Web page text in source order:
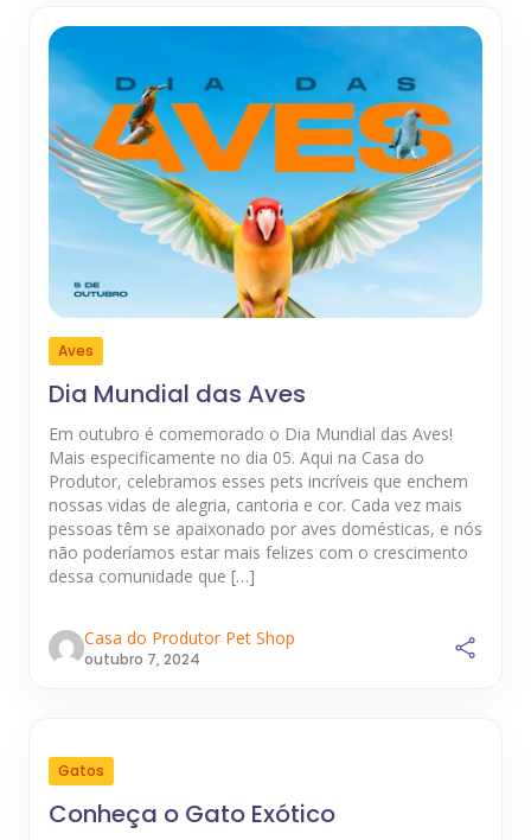
Aves
Dia Mundial das Aves
Em outubro é comemorado o Dia Mundial das Aves!
Mais especificamente no dia 05. Aqui na Casa do
Produtor, celebramos esses pets incríveis que enchem
nossas vidas de alegria, cantoria e cor. Cada vez mais
pessoas têm se apaixonado por aves domésticas, e nós
não poderíamos estar mais felizes com o crescimento
dessa comunidade que […]
Casa do Produtor Pet Shop
outubro 7, 2024
Gatos
Conheça o Gato Exótico